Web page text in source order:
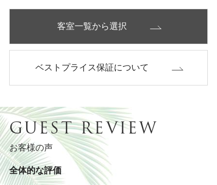
客室一覧から選択
ベストプライス保証について
GUEST REVIEW
お客様の声
全体的な評価